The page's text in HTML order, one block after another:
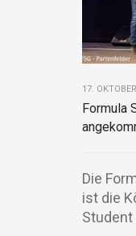
17.
Formula
Die
ist die
Student